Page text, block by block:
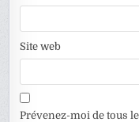
Site web
Prévenez-moi de tous